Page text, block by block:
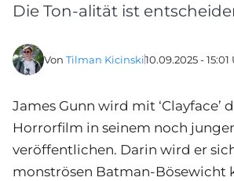
Die Ton-alität ist
Von Tilman Kicinski10.09.2025 - 15:01
James Gunn wird mit ‘Clayface’
Horrorfilm in seinem noch
veröffentlichen. Darin wird er
monströsen Batman-Bösewicht